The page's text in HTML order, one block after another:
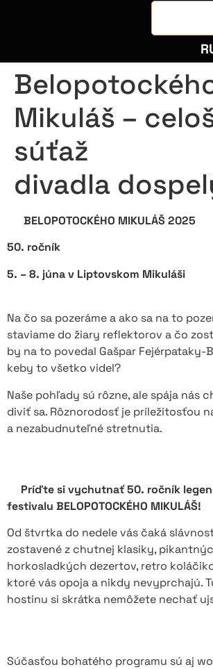
Mikuláš –
súťaž
divadla
BELOPOTOCKÉHO MIKULÁŠ 2025
50. ročník
5. – 8. júna v Liptovskom Mikuláši
Na čo sa pozeráme a ako sa na to
staviame do žiary reflektorov a čo
by na to povedal Gašpar Fejérpataky-
keby to všetko videl?
Naše pohľady sú rôzne, ale spája nás
diviť sa. Rôznorodosť je príležitosťou
a nezabudnuteľné stretnutia.
Príďte si vychutnať 50. ročník
festivalu BELOPOTOCKÉHO MIKULÁŠ!
Od štvrtka do nedele vás čaká
zostavené z chutnej klasiky,
horkosladkých dezertov, retro
ktoré vás opoja a nikdy nevyprchajú.
hostinu si skrátka nemôžete nechať
Súčasťou bohatého programu sú aj